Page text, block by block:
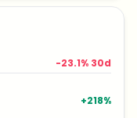
-23.1% 30d
+218%